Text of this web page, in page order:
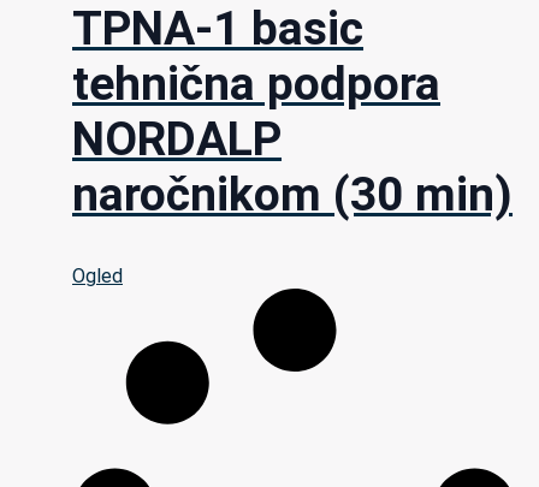
TPNA-1 basic
tehnična podpora
NORDALP
naročnikom (30 min)
Ogled